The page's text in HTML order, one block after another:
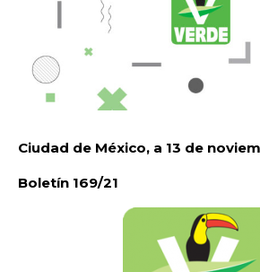
Ciudad de México, a 13 de
Boletín 169/21